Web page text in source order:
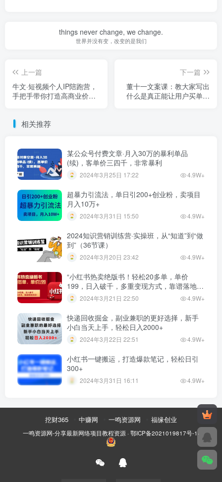
things never change, we change.
世界并没有变，改变的是我们
上一篇
牛文·短视频个人IP陪跑营，
手把手带你打造高商业价值
下一篇
董十一文案课：教大家写出
什么是真正能让用户买单的
相关推荐
某公众号付费文章·月入30万的暴利单品
(续)，客单价三四千，非常暴利
2024年3月25日 17:22 4.9W+
超暴力引流法，单日引200+创业粉，卖项目
月入10万+
2024年3月31日 15:50 4.9W+
2024知识营销训练营·实操班，从“知道”到“做
到”（36节课）
2024年3月20日 23:42 4.9W+
“小红书热卖绝版书！轻松20多单，单价
199，日入破千，多重变现方式，靠谱落地项
目！”2024年3月21日 22:50 4.9W+
快递回收掘金，副业兼职的更好选择，新手
小白当天上手，轻松日入2000+
2024年3月22日 22:51 4.9W+
小红书一键搬运，打造爆款笔记，轻松日引
300+
2024年3月31日 16:11 4.9W+
挖财365 中赚网 一鸣资源网 福缘创业
一鸣资源网-分享最新网络项目教程资源 · 鄂ICP备2021019817号-1 ·